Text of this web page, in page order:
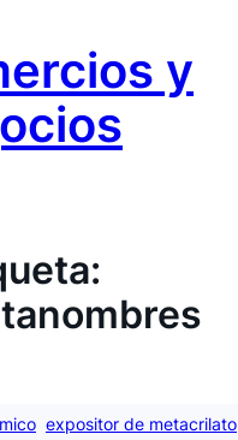
y
expositor de metacrilato